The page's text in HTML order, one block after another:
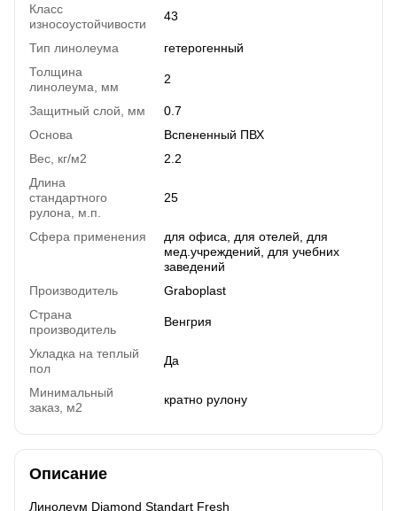
Класс
износоустойчивости
43
Тип линолеума
гетерогенный
Толщина
линолеума, мм
2
Защитный слой, мм
0.7
Основа
Вспененный ПВХ
Вес, кг/м2
2.2
Длина
стандартного
рулона, м.п.
25
Сфера применения
для офиса, для отелей, для
мед.учреждений, для учебних
заведений
Производитель
Graboplast
Страна
производитель
Венгрия
Укладка на теплый
пол
Да
Минимальный
заказ, м2
кратно рулону
Описание
Линолеум Diamond Standart Fresh